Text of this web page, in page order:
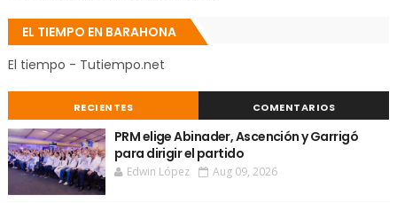
EL TIEMPO EN BARAHONA
El tiempo - Tutiempo.net
RECIENTES COMENTARIOS
PRM elige Abinader, Ascención y Garrigó
para dirigir el partido
Edwin López Aug 09, 2026